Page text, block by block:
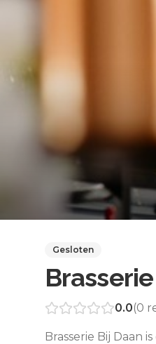
Gesloten
0.0(0
Brasserie Bij Daan